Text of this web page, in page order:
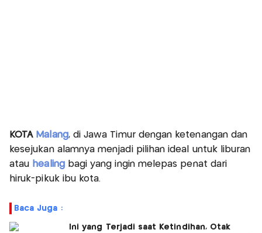
KOTA Malang, di Jawa Timur dengan ketenangan dan
kesejukan alamnya menjadi pilihan ideal untuk liburan
atau healingbagi yang ingin melepas penat dari
hiruk-pikuk ibu kota.
Baca Juga :
Ini yang Terjadi saat Ketindihan, Otak